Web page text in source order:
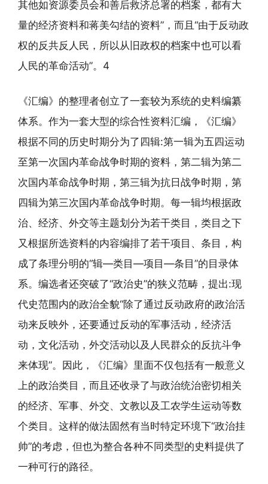
其他如资源委员会和善后救济总署的档案，都有大
量的经济资料和蒋美勾结的资料”，而且“由于反动政
权的反共反人民，所以从旧政权的档案中也可以看
人民的革命活动”。4
《汇编》的整理者创立了一套较为系统的史料编纂
体系。作为一套大型的综合性资料汇编，《汇编》
根据不同的历史时期分为了四辑:第一辑为五四运动
至第一次国内革命战争时期的资料，第二辑为第二
次国内革命战争时期，第三辑为抗日战争时期，第
四辑为第三次国内革命战争时期。每一辑均根据政
治、经济、外交等主题划分为若干类目，类目之下
又根据所选资料的内容编排了若干项目、条目，构
成了条理分明的“辑—类目—项目—条目”的目录体
系。编选者还突破了“政治史”的狭义范畴，提出:现
代史范围内的政治全貌“除了通过反动政府的政治活
动来反映外，还要通过反动的军事活动，经济活
动，文化活动，外交活动以及人民群众的反抗斗争
来体现”。因此，《汇编》里面不仅包括有一般意义
上的政治类目，而且还收录了与政治统治密切相关
的经济、军事、外交、文教以及工农学生运动等数
个类目。这样的做法固然有当时特定环境下“政治挂
帅”的考虑，但也为整合各种不同类型的史料提供了
一种可行的路径。